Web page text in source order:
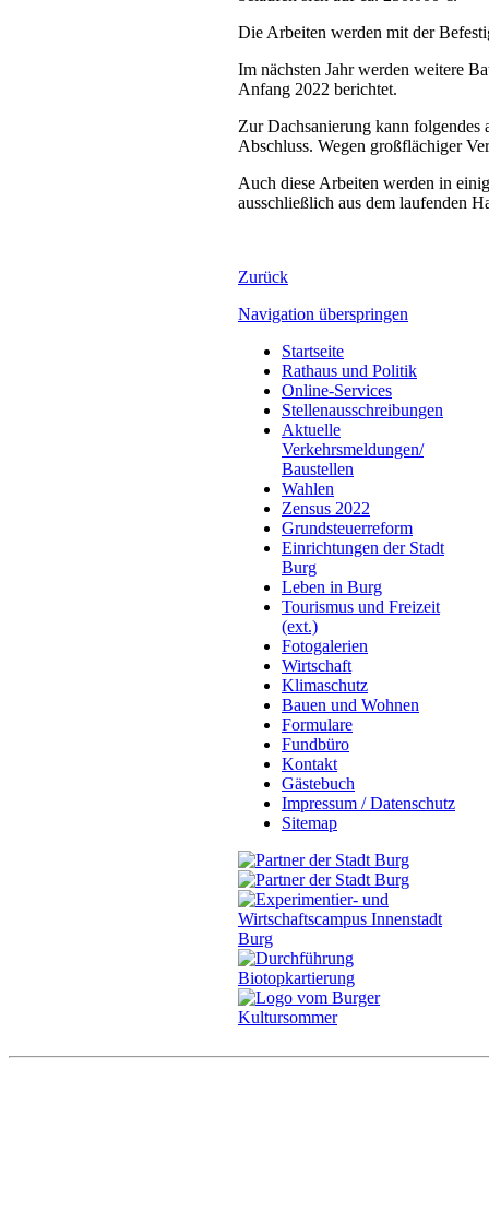
Die Arbeiten werden mit der
Im nächsten Jahr werden weitere
Anfang 2022 berichtet.
Zur Dachsanierung kann folgendes
Abschluss. Wegen großflächiger
Auch diese Arbeiten werden in
ausschließlich aus dem laufenden
Zurück
Navigation überspringen
Startseite
Rathaus und Politik
Online-Services
Stellenausschreibungen
Aktuelle
Verkehrsmeldungen/
Baustellen
Wahlen
Zensus 2022
Grundsteuerreform
Einrichtungen der Stadt
Burg
Leben in Burg
Tourismus und Freizeit
(ext.)
Fotogalerien
Wirtschaft
Klimaschutz
Bauen und Wohnen
Formulare
Fundbüro
Kontakt
Gästebuch
Impressum / Datenschutz
Sitemap